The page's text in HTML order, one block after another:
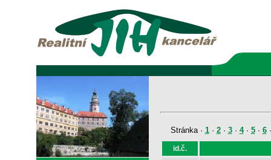
Stránka · 1· 2· 3· 4· 5· 6
id.č.